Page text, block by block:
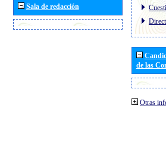
Sala de redacción
de las
Otras